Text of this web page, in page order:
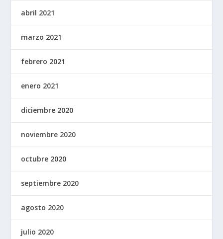
abril 2021
marzo 2021
febrero 2021
enero 2021
diciembre 2020
noviembre 2020
octubre 2020
septiembre 2020
agosto 2020
julio 2020